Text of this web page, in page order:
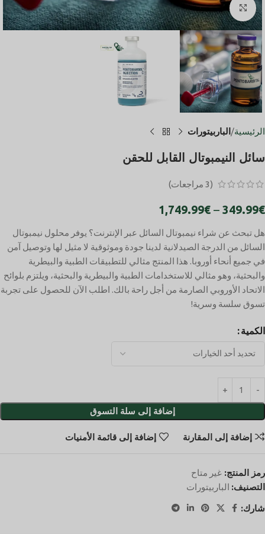
انقر للتكبير
الرئيسية الباربيتورات
سائل النيمبوتال القابل للحقن
(
3 مراجعات)
349.99€
–
1,749.99€
هل تبحث عن شراء نيمبوتال السائل عبر الإنترنت؟ يوفر محلول نيمبوتال
السائل من الدرجة الصيدلانية لدينا جودة وموثوقية لا مثيل لها وتوصيل آمن
في جميع أنحاء أوروبا. هذا المنتج مثالي للتطبيقات الطبية والبيطرية
والبحثية، وهو مثالي للاستخدامات الطبية والبيطرية والبحثية، ويلتزم بلوائح
الاتحاد الأوروبي الصارمة من أجل راحة بالك. اطلب الآن للحصول على تجربة
تسوق سلسة وسرية!
الكمية
إضافة إلى سلة التسوق
إضافة إلى المقارنة إضافة إلى قائمة الأمنيات
رمز المنتج: غير متاح
التصنيف: الباربيتورات
شارك: